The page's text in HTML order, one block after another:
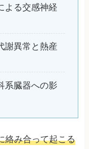
よる交感神経
謝異常と熱産
系臓器への影
絡み合って起こる